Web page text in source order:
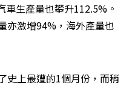
生產量也攀升112.5%。
亦激增94%，海外產量也
史上最遭的1個月份，而稍